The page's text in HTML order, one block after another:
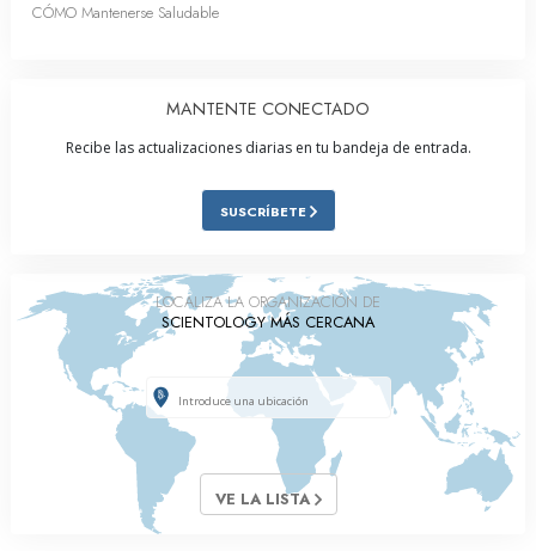
CÓMO Mantenerse Saludable
MANTENTE CONECTADO
Recibe las actualizaciones diarias en tu bandeja de entrada.
SUSCRÍBETE
LOCALIZA LA ORGANIZACIÓN DE
SCIENTOLOGY MÁS CERCANA
VE LA LISTA